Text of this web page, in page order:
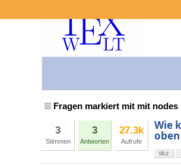
Fragen markiert mit mit nodes
3
Stimmen
3
Antworten
27.3k
Aufrufe
Wie
tikz